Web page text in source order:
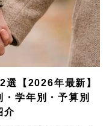
選【2026年最新】
学年別・予算別
介